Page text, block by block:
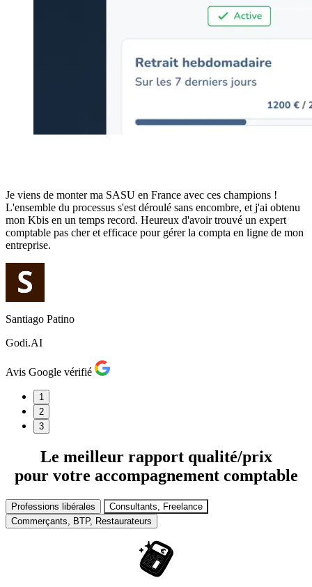
Je viens de monter ma SASU en France avec ces champions !
L'ensemble du processus s'est déroulé sans encombre, et j'ai obtenu
mon Kbis en un temps record. Heureux d'avoir trouvé un expert
comptable pas cher et efficace pour gérer la compta en ligne de mon
entreprise.
Santiago Patino
Godi.AI
Avis Google vérifié
1
2
3
Le meilleur rapport qualité/prix
pour votre accompagnement comptable
Professions libérales
Consultants, Freelance
Commerçants, BTP, Restaurateurs